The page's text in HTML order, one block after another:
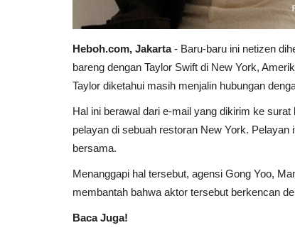
Heboh.com, Jakarta- Baru-baru ini netizen
bareng dengan Taylor Swift di New York,
Taylor diketahui masih menjalin hubungan
Hal ini berawal dari e-mail yang dikirim ke
pelayan di sebuah restoran New York.
bersama.
Menanggapi hal tersebut, agensi Gong Yoo,
membantah bahwa aktor tersebut berkencan
Baca Juga!